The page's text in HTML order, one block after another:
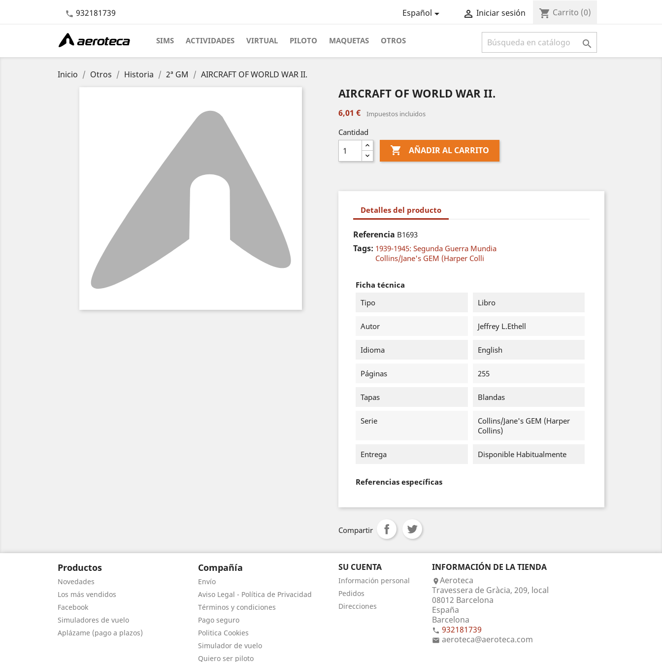
 932181739 Español  Iniciar sesión shopping_cart Carrito (0)
SIMS ACTIVIDADES VIRTUAL PILOTO MAQUETAS OTROS 
Inicio Otros Historia 2ª GM AIRCRAFT OF WORLD WAR II.
AIRCRAFT OF WORLD WAR II.
6,01 € Impuestos incluidos
Cantidad
 AÑADIR AL CARRITO
Detalles del producto
Referencia B1693
Tags: 1939-1945: Segunda Guerra Mundia
Collins/Jane's GEM (Harper Colli
Ficha técnica
Tipo
Libro
Autor Jeffrey L.Ethell
Idioma English
Páginas 255
Tapas Blandas
Serie
Collins/Jane's GEM (Harper
Collins)
Entrega Disponible Habitualmente
Referencias específicas
Compartir
Productos
Novedades
Los más vendidos
Facebook
Simuladores de vuelo
Aplázame (pago a plazos)
Compañía
Envío
Aviso Legal - Política de Privacidad
Términos y condiciones
Pago seguro
Politica Cookies
Simulador de vuelo
Quiero ser piloto
SU CUENTA
Información personal
Pedidos
Direcciones
INFORMACIÓN DE LA TIENDA
Aeroteca
Travessera de Gràcia, 209, local
08012 Barcelona
España
Barcelona
 932181739
 aeroteca@aeroteca.com